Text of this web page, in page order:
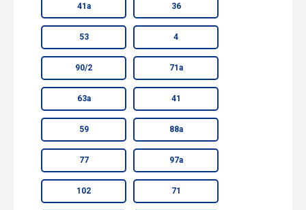
41а 36
53 4
90/2 71а
63а 41
59 88а
77 97а
102 71